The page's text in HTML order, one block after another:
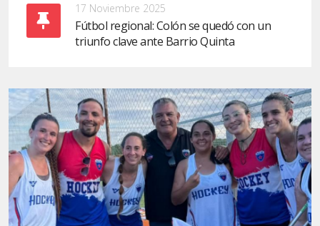
17 Noviembre 2025
Fútbol regional: Colón se quedó con un
triunfo clave ante Barrio Quinta